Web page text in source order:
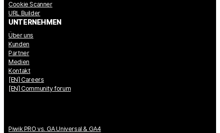
Cookie Scanner
URL Builder
UNTERNEHMEN
Über uns
Kunden
Partner
Medien
Kontakt
[EN] Careers
[EN] Community forum
Piwik PRO vs. GA Universal & GA4